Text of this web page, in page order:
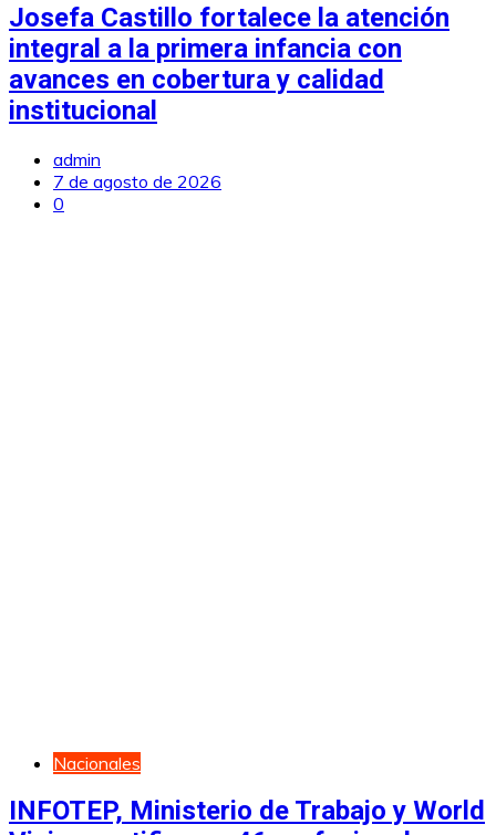
Josefa Castillo fortalece la atención
integral a la primera infancia con
avances en cobertura y calidad
institucional
admin
7 de agosto de 2026
0
Nacionales
INFOTEP, Ministerio de Trabajo y World